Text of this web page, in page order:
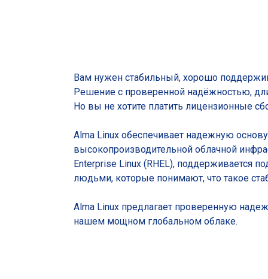
Вам нужен стабильный, хорошо
Решение с проверенной надёжностью,
Но вы не хотите платить лицензионные
Alma Linux обеспечивает надежную
высокопроизводительной облачной
Enterprise Linux (RHEL), поддерживается
людьми, которые понимают, что такое
Alma Linux предлагает проверенную
нашем мощном глобальном облаке.